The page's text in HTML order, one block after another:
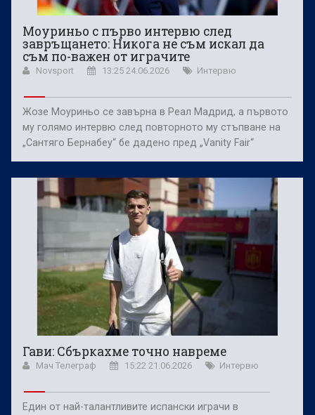
Моуриньо с първо интервю след
завръщането: Никога не съм искал да
съм по-важен от играчите
Novsport 13:25 24.06.2026 Интервю
Жозе Моуриньо се завърна в Реал Мадрид, а първото
му голямо интервю след повторното му стъпване на
„Сантяго Бернабеу“ бе дадено пред „Vanity Fair“
Гави: Сбъркахме точно навреме
Мач Телеграф 15:22 21.06.2026 Интервю
Един от най-талантливите испански играчи в